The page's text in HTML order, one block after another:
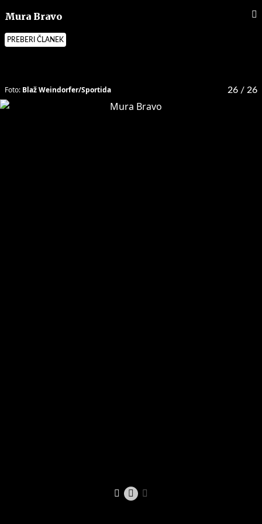
Mura Bravo
PREBERI ČLANEK
26 / 26
Foto: Blaž Weindorfer/Sportida